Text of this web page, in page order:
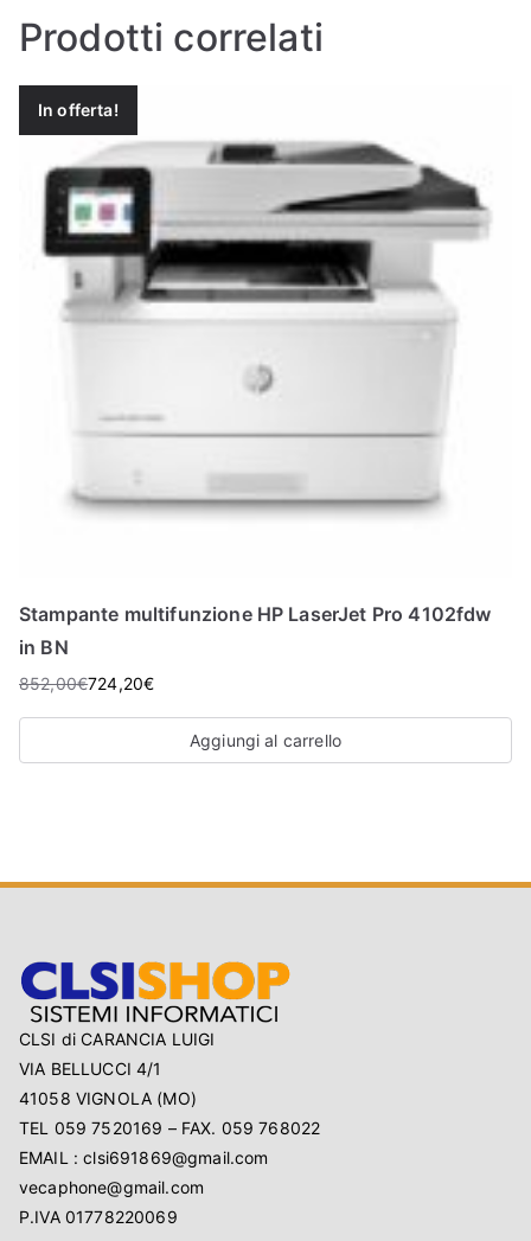
Prodotti correlati
In offerta!
Stampante multifunzione HP LaserJet Pro 4102fdw
in BN
852,00€724,20€
Aggiungi al carrello
CLSI di CARANCIA LUIGI
VIA BELLUCCI 4/1
41058 VIGNOLA (MO)
TEL 059 7520169 – FAX. 059 768022
EMAIL : clsi691869@gmail.com
vecaphone@gmail.com
P.IVA 01778220069